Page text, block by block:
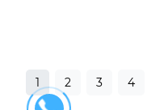
1 2 3 4